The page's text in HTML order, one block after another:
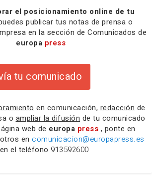
el posicionamiento online de tu
publicar tus notas de prensa o
en la sección de Comunicados de
europa press
tu comunicado
en comunicación, redacción de
o ampliar la difusión de tu comunicado
web de europa press , ponte en
en comunicacion@europapress.es
el teléfono 913592600